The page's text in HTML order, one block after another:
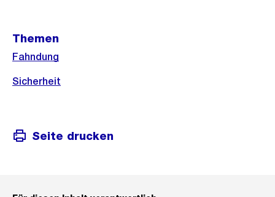
Themen
Fahndung
Sicherheit
Seite drucken